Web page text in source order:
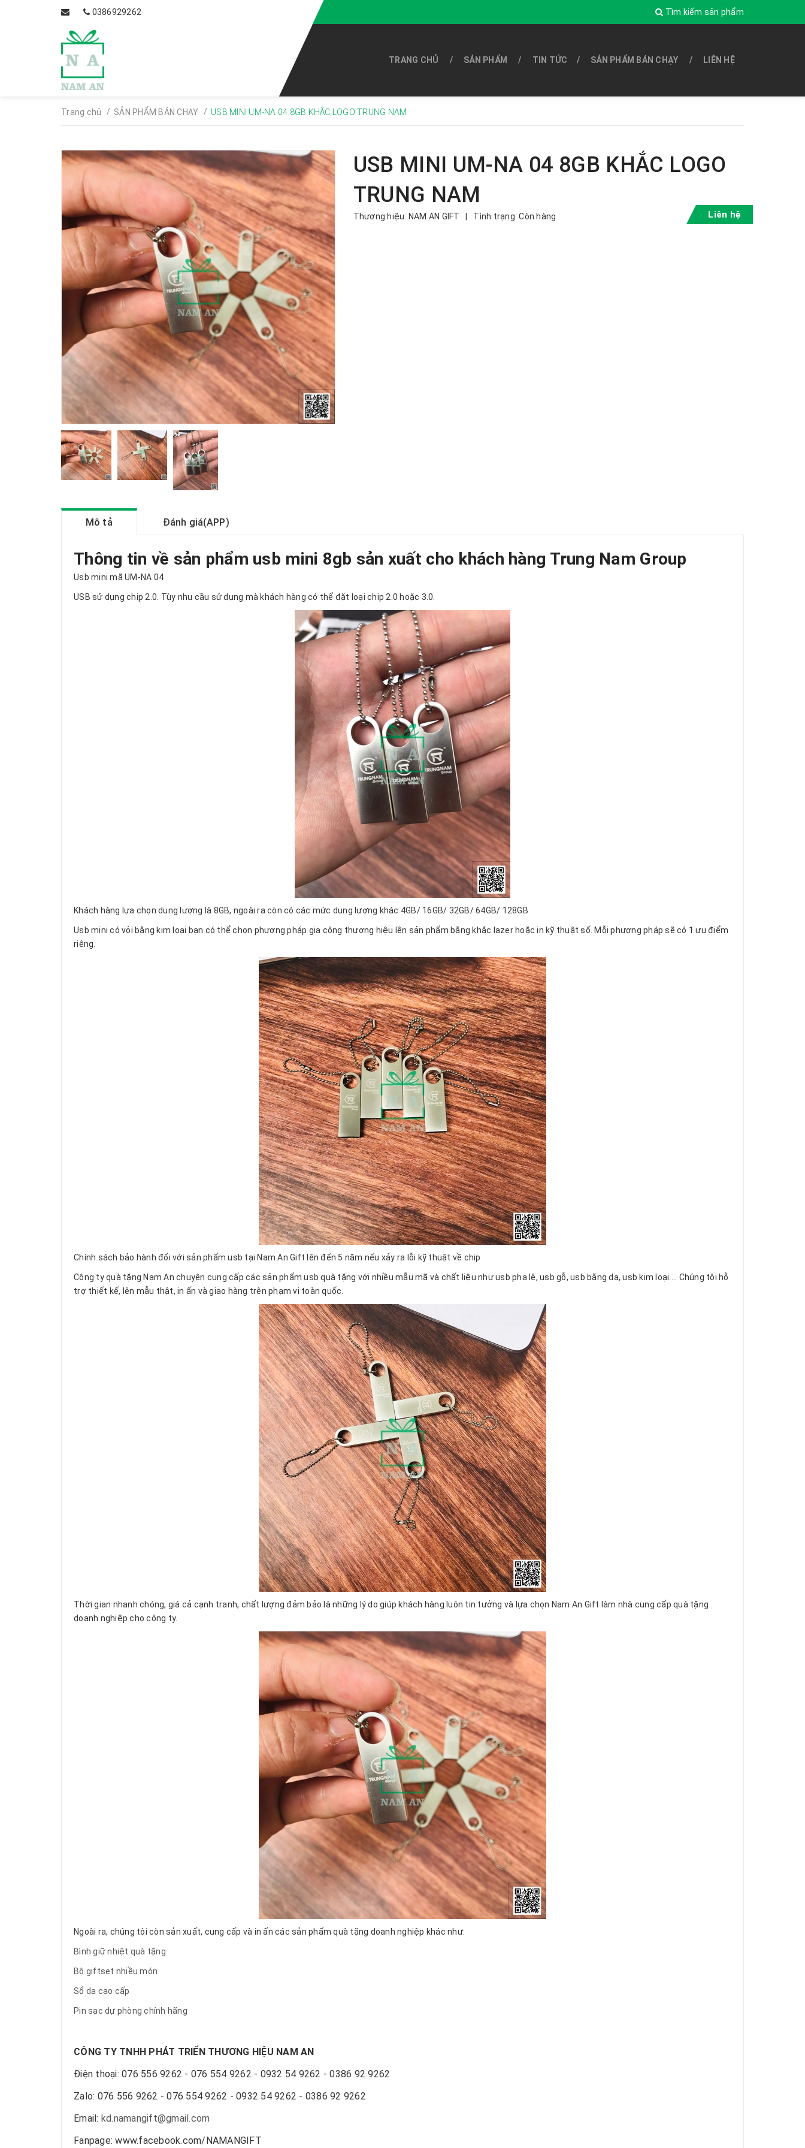
0386929262 Tìm kiếm sản phẩm
TRANG CHỦ SẢN PHẨM TIN TỨC SẢN PHẨM BÁN CHẠY LIÊN HỆ
Trang chủ / SẢN PHẨM BÁN CHẠY / USB MINI UM-NA 04 8GB KHẮC LOGO TRUNG NAM
USB MINI UM-NA 04 8GB KHẮC LOGO
TRUNG NAM
Thương hiệu: NAM AN GIFT Tình trạng: Còn hàng Liên hệ
Mô tả Đánh giá(APP)
Thông tin về sản phẩm usb mini 8gb sản xuất cho khách hàng Trung Nam Group
Usb mini mã UM-NA 04
USB sử dụng chip 2.0. Tùy nhu cầu sử dụng mà khách hàng có thể đặt loại chip 2.0 hoặc 3.0.
Khách hàng lựa chọn dung lượng là 8GB, ngoài ra còn có các mức dung lượng khác 4GB/ 16GB/ 32GB/ 64GB/ 128GB
Usb mini có vỏi bằng kim loại bạn có thể chọn phương pháp gia công thương hiệu lên sản phẩm bằng khắc lazer hoặc in kỹ thuật số. Mỗi phương pháp sẽ có 1 ưu điểm
riêng.
Chính sách bảo hành đối với sản phẩm usb tại Nam An Gift lên đến 5 năm nếu xảy ra lỗi kỹ thuật về chip
Công ty quà tặng Nam An chuyên cung cấp các sản phẩm usb quà tặng với nhiều mẫu mã và chất liệu như usb pha lê, usb gỗ, usb bằng da, usb kim loại.... Chúng tôi hỗ
trợ thiết kế, lên mẫu thật, in ấn và giao hàng trên phạm vi toàn quốc.
Thời gian nhanh chóng, giá cả cạnh tranh, chất lượng đảm bảo là những lý do giúp khách hàng luôn tin tưởng và lựa chọn Nam An Gift làm nhà cung cấp quà tặng
doanh nghiệp cho công ty.
Ngoài ra, chúng tôi còn sản xuất, cung cấp và in ấn các sản phẩm quà tặng doanh nghiệp khác như:
Bình giữ nhiệt quà tặng
Bộ giftset nhiều món
Sổ da cao cấp
Pin sạc dự phòng chính hãng
CÔNG TY TNHH PHÁT TRIỂN THƯƠNG HIỆU NAM AN
Điện thoại: 076 556 9262 - 076 554 9262 - 0932 54 9262 - 0386 92 9262
Zalo: 076 556 9262 - 076 554 9262 - 0932 54 9262 - 0386 92 9262
Email: kd.namangift@gmail.com
Fanpage: www.facebook.com/NAMANGIFT